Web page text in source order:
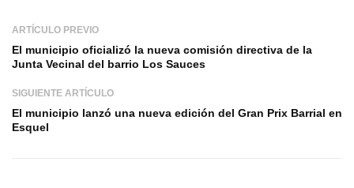
ARTÍCULO PREVIO
El municipio oficializó la nueva comisión directiva de la
Junta Vecinal del barrio Los Sauces
SIGUIENTE ARTÍCULO
El municipio lanzó una nueva edición del Gran Prix Barrial en
Esquel